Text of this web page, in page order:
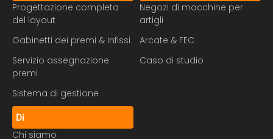
Progettazione completa
del layout
Gabinetti dei premi & Infissi
Servizio assegnazione
premi
Sistema di gestione
Negozi di macchine per
artigli
Arcate & FEC
Caso di studio
Di
Chi siamo